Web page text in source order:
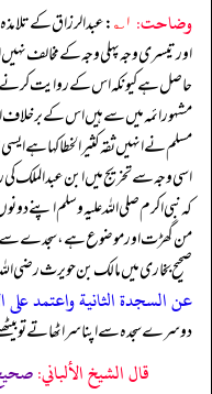
وضاحت: ۱؎ : عبدالرزاق کے
اور تیسری وجہ پہلی وجہ کے مخالف نہیں
حاصل ہے کیونکہ اس کے روایت کرنے
مشہور ائمہ میں سے ہیں اس کے برخلاف
مسلم نے انہیں ثقہ کثیر الخطا کہا ہے
اسی وجہ سے تخریج میں ابن عبدالملک
کہ نبی اکرم صلی اللہ علیہ وسلم اپنے
من گھڑت اور موضوع ہے، سجدے سے
صحیح بخاری میں مالک بن حویرث
عن السجدة الثانية واعتمد
دوسرے سجدہ سے اپنا سر اٹھاتے تو
قال الشيخ الألباني: